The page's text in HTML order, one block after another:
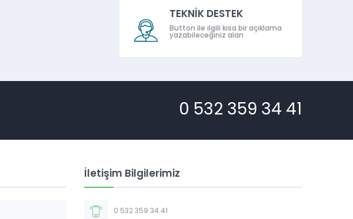
TEKNİK DESTEK
Button ile ilgili kısa bir açıklama
yazabileceğiniz alan
0 532 359 34 41
İletişim Bilgilerimiz
0 532 359 34 41